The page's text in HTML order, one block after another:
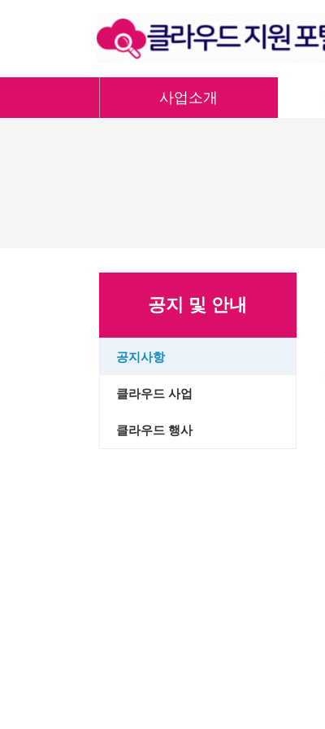
사업소개
공지 및 안내
공지사항
클라우드 사업
클라우드 행사